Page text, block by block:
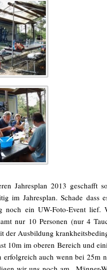
Jahresplan 2013 geschafft
im Jahresplan. Schade dass
noch ein UW-Foto-Event
nur 10 Personen (nur 4
der Ausbildung
10m im oberen Bereich und
erfolgreich auch wenn bei 25m